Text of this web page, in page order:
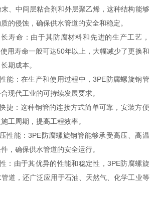
、中间层粘合剂和外层聚乙烯，这种结构能够
的侵蚀，确保供水管道的安全和稳定。
寿命：由于其防腐材料和先进的生产工艺，
用寿命一般可达50年以上，大幅减少了更换和
期成本。
能：在生产和使用过程中，3PE防腐螺旋钢管
现代工业的可持续发展要求。
捷：这种钢管的连接方式简单可靠，安装方便
工周期，提高工程效率。
性能：3PE防腐螺旋钢管能够承受高压、高温
，确保供水管道的安全运行。
：由于其优异的性能和稳定性，3PE防腐螺旋
道，还广泛应用于石油、天然气、化学工业等